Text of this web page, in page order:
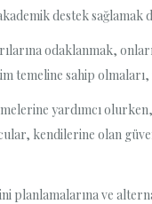
destek sağlamak
odaklanmak,
sahip olmaları,
yardımcı
kendilerine olan
planlamalarına ve